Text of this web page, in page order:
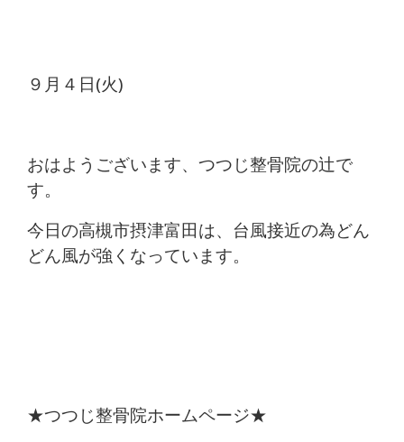
経
は
つ
つ
院
９月４日(火)
おはようございます、つつじ整骨院の辻で
す。
今日の高槻市摂津富田は、台風接近の為どん
どん風が強くなっています。
★つつじ整骨院ホームページ★